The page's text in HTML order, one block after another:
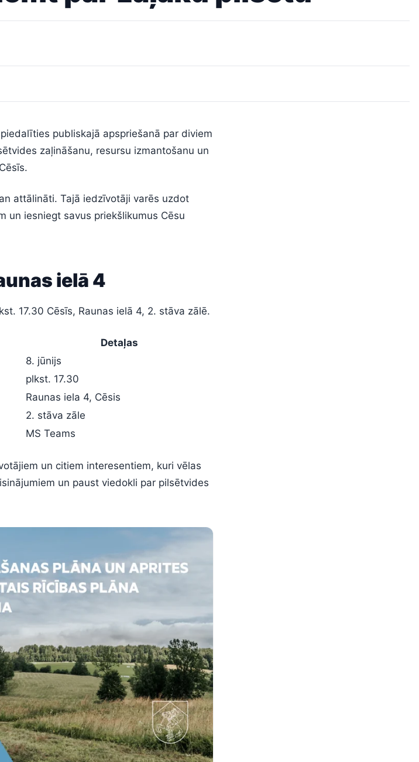
publiskajā apspriešanā par diviem
zaļināšanu, resursu izmantošanu un
attālināti. Tajā iedzīvotāji varēs uzdot
un iesniegt savus priekšlikumus Cēsu
ielā 4
17.30 Cēsīs, Raunas ielā 4, 2. stāva zālē.
Detaļas
8. jūnijs
plkst. 17.30
Raunas iela 4, Cēsis
2. stāva zāle
MS Teams
un citiem interesentiem, kuri vēlas
un paust viedokli par pilsētvides